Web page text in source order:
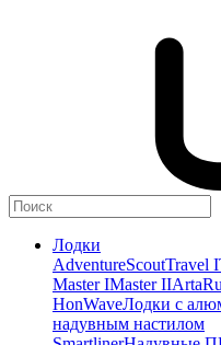
Лодки
AdventureScoutTravel I
Master IMaster IIArta
HonWaveЛодки с
надувным настилом